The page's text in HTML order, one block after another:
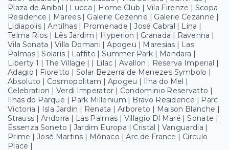
Plaza de Anibal | Lucca | Home Club | Vila Firenze | Scopa
Residence | Marees | Galerie Cezenne | Galerie Cezanne |
Lidiapolis | Antilhas | Promenade | José Cabral | Lina |
Telma Rios | Lês Jardim | Hyperion | Granada | Ravenna |
Vila Sonata | Villa Domani | Apogeu | Maresias | Las
Palmas | Solaris | Laffite | Summer Park | Mandara |
Liberty 1 | The Village | | Lilac | Avallon | Reserva Imperial |
Adagio | Fioretto | Solar Bezerra de Menezes Symbolo |
Absoluto | Cosmopolitam | Apogeu | Ilha do Mel |
Celebration | Verdi Imperator | Condominio Reservatto |
Ilhas do Parque | Park Millenium | Bravo Residence | Parc
Victoria | Isla Jardin | Renata | Arboreto | Maison Blanche |
Strauss | Andorra | Las Palmas | Villagio Dl Maré | Sonate |
Essenza Soneto | Jardim Europa | Cristal | Vanguardia |
Prime | José Martins | Mônaco | Arc de France | Circulo
Place |